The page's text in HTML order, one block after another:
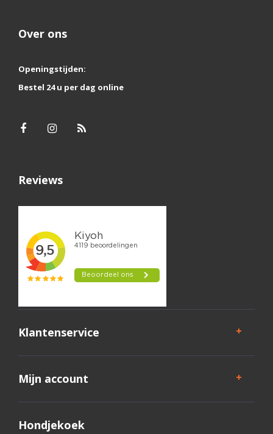
Over ons
Openingstijden:
Bestel 24 u per dag online
Reviews
Klantenservice
Mijn account
Hondjekoek